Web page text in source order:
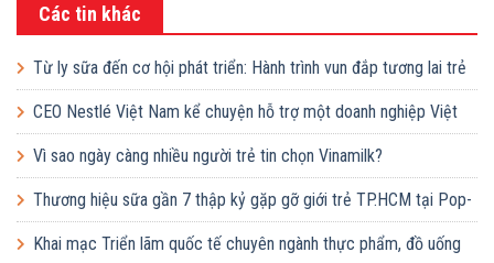
Các tin khác
Từ ly sữa đến cơ hội phát triển: Hành trình vun đắp tương lai trẻ
em Việt của Vinamilk
CEO Nestlé Việt Nam kể chuyện hỗ trợ một doanh nghiệp Việt
tăng quy mô gấp 10 lần
Vì sao ngày càng nhiều người trẻ tin chọn Vinamilk?
Thương hiệu sữa gần 7 thập kỷ gặp gỡ giới trẻ TP.HCM tại Pop-
up ‘Thưởng vị hè’
Khai mạc Triển lãm quốc tế chuyên ngành thực phẩm, đồ uống